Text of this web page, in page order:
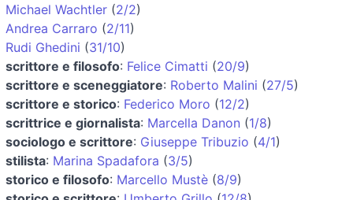
Michael Wachtler (2/2)
Andrea Carraro (2/11)
Rudi Ghedini (31/10)
scrittore e filosofo: Felice Cimatti (20/9)
scrittore e sceneggiatore: Roberto Malini (27/5)
scrittore e storico: Federico Moro (12/2)
scrittrice e giornalista: Marcella Danon (1/8)
sociologo e scrittore: Giuseppe Tribuzio (4/1)
stilista: Marina Spadafora (3/5)
storico e filosofo: Marcello Mustè (8/9)